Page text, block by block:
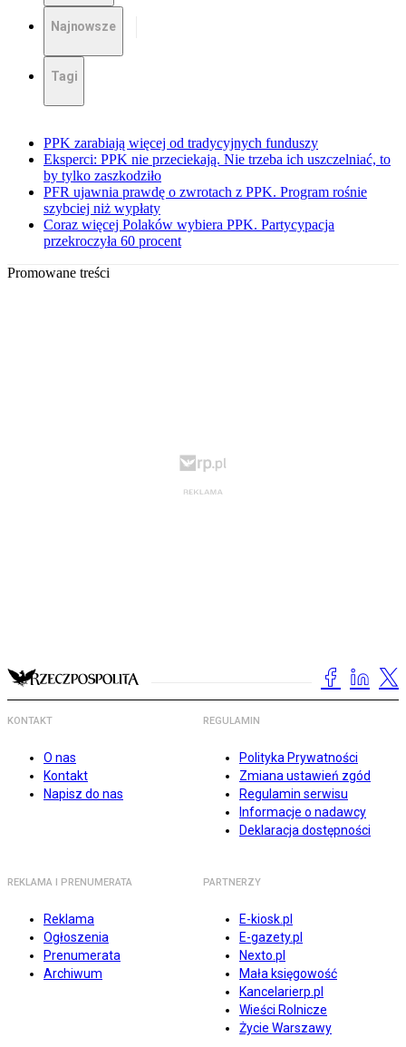
Najnowsze
Tagi
PPK zarabiają więcej od tradycyjnych funduszy
Eksperci: PPK nie przeciekają. Nie trzeba ich uszczelniać, to
by tylko zaszkodziło
PFR ujawnia prawdę o zwrotach z PPK. Program rośnie
szybciej niż wypłaty
Coraz więcej Polaków wybiera PPK. Partycypacja
przekroczyła 60 procent
Promowane treści
KONTAKT
O nas
Kontakt
Napisz do nas
REGULAMIN
Polityka Prywatności
Zmiana ustawień zgód
Regulamin serwisu
Informacje o nadawcy
Deklaracja dostępności
REKLAMA I PRENUMERATA
Reklama
Ogłoszenia
Prenumerata
Archiwum
PARTNERZY
E-kiosk.pl
E-gazety.pl
Nexto.pl
Mała księgowość
Kancelarierp.pl
Wieści Rolnicze
Życie Warszawy